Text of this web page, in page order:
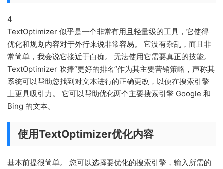
4
TextOptimizer 似乎是一个非常有用且轻量级的工具，它使得
优化和规划内容对于外行来说非常容易。 它没有杂乱，而且非
常简单，我会说它接近于白痴。 无法使用它需要真正的技能。
TextOptimizer 吹捧“更好的排名”作为其主要营销策略，声称其
系统可以帮助您找到对文本进行的正确更改，以便在搜索引擎
上更具吸引力。 它可以帮助优化两个主要搜索引擎 Google 和
Bing 的文本。
使用TextOptimizer优化内容
基本前提很简单。 您可以选择要优化的搜索引擎，输入所需的